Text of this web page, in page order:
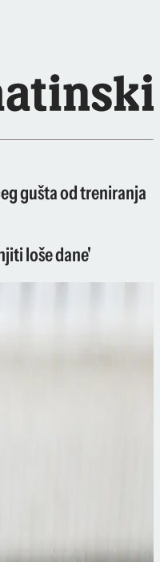
gušta od treniranja
loše dane'